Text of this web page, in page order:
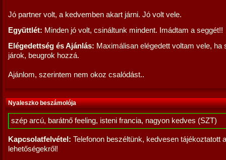
Jó partner volt, a kedvemben akart járni. Jó volt vele.
Együttlét: Minden jó volt, csináltunk mindent. Imádtam a seggét!!
Elégedettség és Ajánlás: Maximálisan elégedett voltam vele, ha
járok, beugrok hozzá.
Ajánlom, szerintem nem okoz csalódást..
Nyaleszko beszámolója
szép arcú, barátnő feeling, isteni francia, nagyon kedves (SZT)
Kapcsolatfelvétel: Telefonon beszéltünk, kedvesen tájékoztatott a
lehetőségekről!